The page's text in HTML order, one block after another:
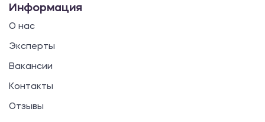
Информация
О нас
Эксперты
Вакансии
Контакты
Отзывы